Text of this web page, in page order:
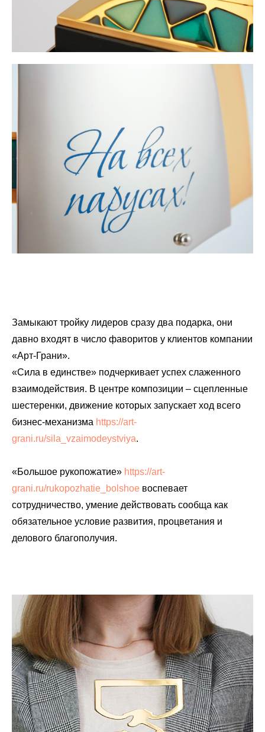
Замыкают тройку лидеров сразу два подарка, они
давно входят в число фаворитов у клиентов компании
«Арт-Грани».
«Сила в единстве» подчеркивает успех слаженного
взаимодействия. В центре композиции – сцепленные
шестеренки, движение которых запускает ход всего
бизнес-механизма https://art-
grani.ru/sila_vzaimodeystviya.
«Большое рукопожатие» https://art-
grani.ru/rukopozhatie_bolshoe воспевает
сотрудничество, умение действовать сообща как
обязательное условие развития, процветания и
делового благополучия.